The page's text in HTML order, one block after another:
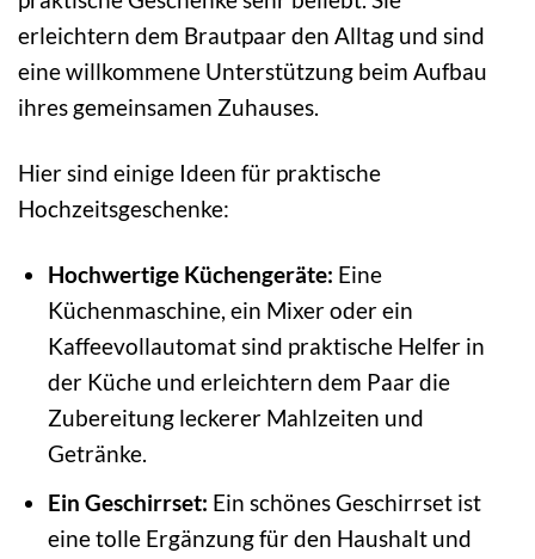
erleichtern dem Brautpaar den Alltag und sind
eine willkommene Unterstützung beim Aufbau
ihres gemeinsamen Zuhauses.
Hier sind einige Ideen für praktische
Hochzeitsgeschenke:
Hochwertige Küchengeräte: Eine
Küchenmaschine, ein Mixer oder ein
Kaffeevollautomat sind praktische Helfer in
der Küche und erleichtern dem Paar die
Zubereitung leckerer Mahlzeiten und
Getränke.
Ein Geschirrset: Ein schönes Geschirrset ist
eine tolle Ergänzung für den Haushalt und